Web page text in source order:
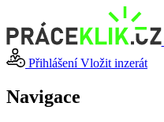
PřihlášeníVložit inzerát
Navigace